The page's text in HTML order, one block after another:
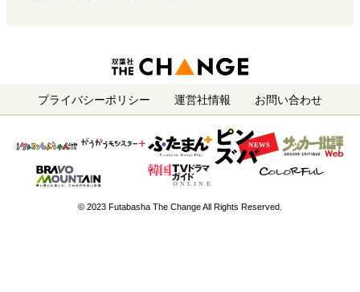
プライバシーポリシー 運営社情報 お問い合わせ
© 2023 Futabasha The Change All Rights Reserved.